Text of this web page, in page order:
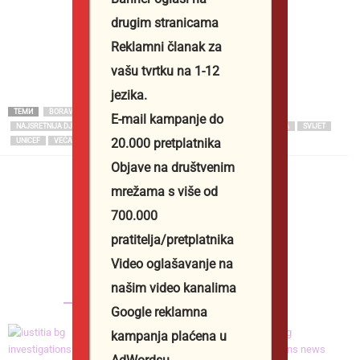
ТЕМИ BORAVAK VANI FEATURED - VIJESTI
NACIONALOVIH SEDAM
NAJSRETNIJA DJECA
NIZOZEMSKA SKRAĆENO RADNO VRIJEME RODITELJA
SVIJET
UNICEF
VEĆA SAMOSTALNOST
Юстиция Иванова
http://iustitia.bg/
СВЪРЗАНИ СТАТИИ ОЩЕ ОТ АВТОРА
drugim stranicama
Reklamni članak za
vašu tvrtku na 1-12
jezika.
E-mail kampanje do
20.000 pretplatnika
Objave na društvenim
mrežama s više od
700.000
pratitelja/pretplatnika
Video oglašavanje na
našim video kanalima
Google reklamna
kampanja plaćena u